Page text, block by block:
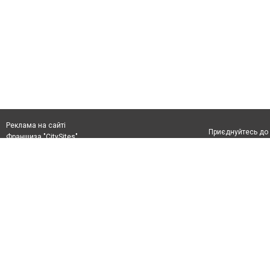
Реклама на сайті
Франшиза "CitySites"
Приєднуйтесь до